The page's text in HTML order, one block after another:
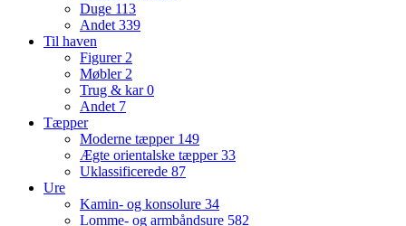
Duge 113
Andet 339
Til haven
Figurer 2
Møbler 2
Trug & kar0
Andet 7
Tæpper
Moderne tæpper 149
Ægte orientalske tæpper33
Uklassificerede 87
Ure
Kamin- og konsolure 34
Lomme- og armbåndsure 582